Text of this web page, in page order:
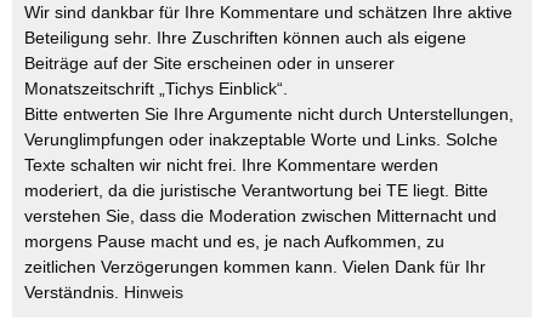
Wir sind dankbar für Ihre Kommentare und schätzen Ihre aktive
Beteiligung sehr. Ihre Zuschriften können auch als eigene
Beiträge auf der Site erscheinen oder in unserer
Monatszeitschrift „Tichys Einblick“.
Bitte entwerten Sie Ihre Argumente nicht durch Unterstellungen,
Verunglimpfungen oder inakzeptable Worte und Links. Solche
Texte schalten wir nicht frei. Ihre Kommentare werden
moderiert, da die juristische Verantwortung bei TE liegt. Bitte
verstehen Sie, dass die Moderation zwischen Mitternacht und
morgens Pause macht und es, je nach Aufkommen, zu
zeitlichen Verzögerungen kommen kann. Vielen Dank für Ihr
Verständnis. Hinweis